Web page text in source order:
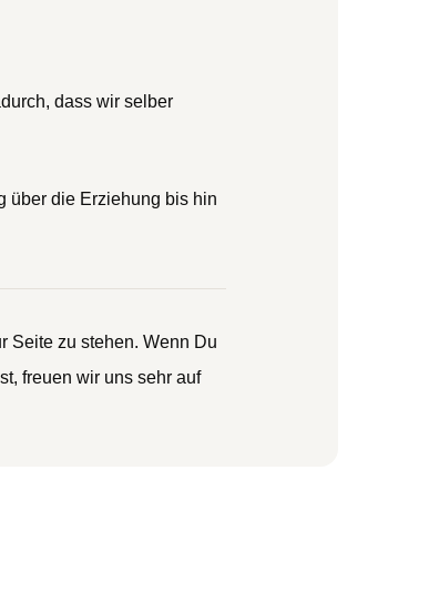
dass wir selber
über die Erziehung bis hin
Seite zu stehen. Wenn Du
freuen wir uns sehr auf